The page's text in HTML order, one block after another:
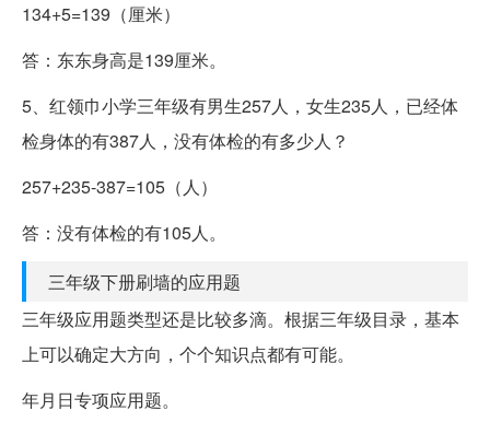
134+5=139（厘米）
答：东东身高是139厘米。
5、红领巾小学三年级有男生257人，女生235人，已经体
检身体的有387人，没有体检的有多少人？
257+235-387=105（人）
答：没有体检的有105人。
三年级下册刷墙的应用题
三年级应用题类型还是比较多滴。根据三年级目录，基本
上可以确定大方向，个个知识点都有可能。
年月日专项应用题。